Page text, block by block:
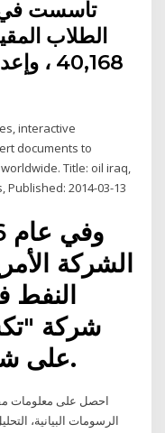
الطلاب
interactive
documents to
Title: oil iraq,
Published: 2014-03-13
الشركة
النفط
شركة
على شراء 50% من الإمتياز.
احصل على معلومات
الرسومات البيانية،